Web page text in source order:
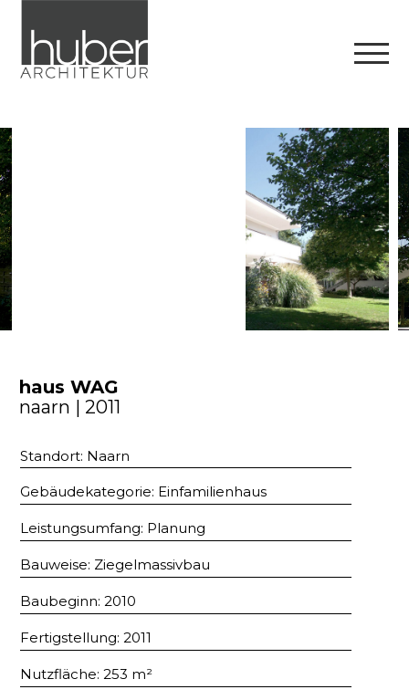
haus WAG
naarn | 2011
Standort: Naarn
Gebäudekategorie: Einfamilienhaus
Leistungsumfang: Planung
Bauweise: Ziegelmassivbau
Baubeginn: 2010
Fertigstellung: 2011
Nutzfläche: 253 m²